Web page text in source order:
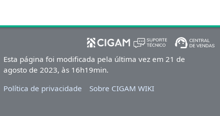
Esta página foi modificada pela última vez em 21 de
agosto de 2023, às 16h19min.
Política de privacidade
Sobre CIGAM WIKI